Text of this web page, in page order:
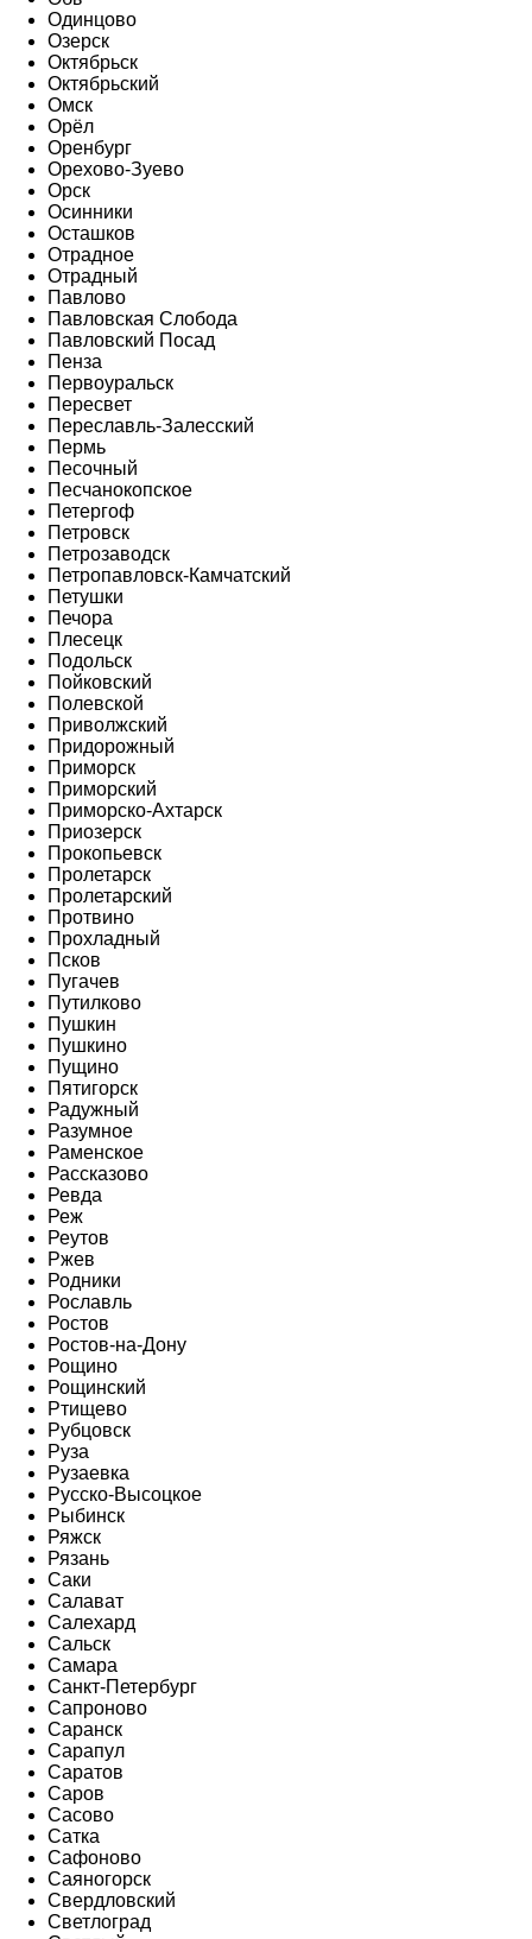
Одинцово
Озерск
Октябрьск
Октябрьский
Омск
Орёл
Оренбург
Орехово-Зуево
Орск
Осинники
Осташков
Отрадное
Отрадный
Павлово
Павловская Слобода
Павловский Посад
Пенза
Первоуральск
Пересвет
Переславль-Залесский
Пермь
Песочный
Песчанокопское
Петергоф
Петровск
Петрозаводск
Петропавловск-Камчатский
Петушки
Печора
Плесецк
Подольск
Пойковский
Полевской
Приволжский
Придорожный
Приморск
Приморский
Приморско-Ахтарск
Приозерск
Прокопьевск
Пролетарск
Пролетарский
Протвино
Прохладный
Псков
Пугачев
Путилково
Пушкин
Пушкино
Пущино
Пятигорск
Радужный
Разумное
Раменское
Рассказово
Ревда
Реж
Реутов
Ржев
Родники
Рославль
Ростов
Ростов-на-Дону
Рощино
Рощинский
Ртищево
Рубцовск
Руза
Рузаевка
Русско-Высоцкое
Рыбинск
Ряжск
Рязань
Саки
Салават
Салехард
Сальск
Самара
Санкт-Петербург
Сапроново
Саранск
Сарапул
Саратов
Саров
Сасово
Сатка
Сафоново
Саяногорск
Свердловский
Светлоград